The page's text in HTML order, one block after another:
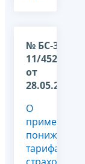
№ БС-36-
11/4527@
от
28.05.2026
О
применении
пониженного
тарифа
страховых